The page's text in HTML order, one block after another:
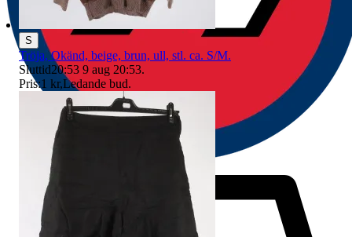
S
Tröja, Okänd, beige, brun, ull, stl. ca. S/M.
Sluttid20:53 9 aug 20:53.
Pris:1 kr,Ledande bud.